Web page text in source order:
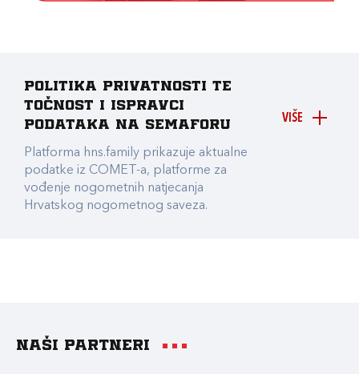
VIŠE
Politika privatnosti te
točnost i ispravci
podataka na Semaforu
Platforma hns.family prikazuje aktualne
podatke iz COMET-a, platforme za
vođenje nogometnih natjecanja
Hrvatskog nogometnog saveza.
Naši partneri